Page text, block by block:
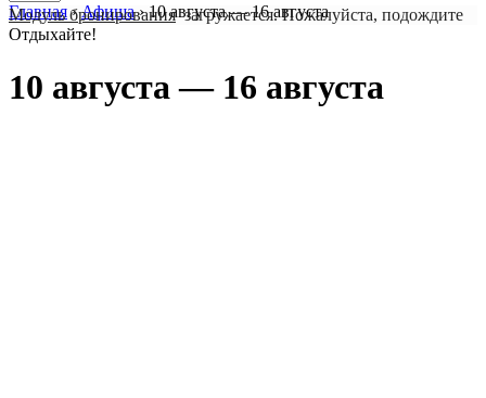
Главная › Афиша ›10 августа — 16 августа
Модуль бронирования загружается. Пожалуйста, подождите
Отдыхайте!
10 августа — 16 августа